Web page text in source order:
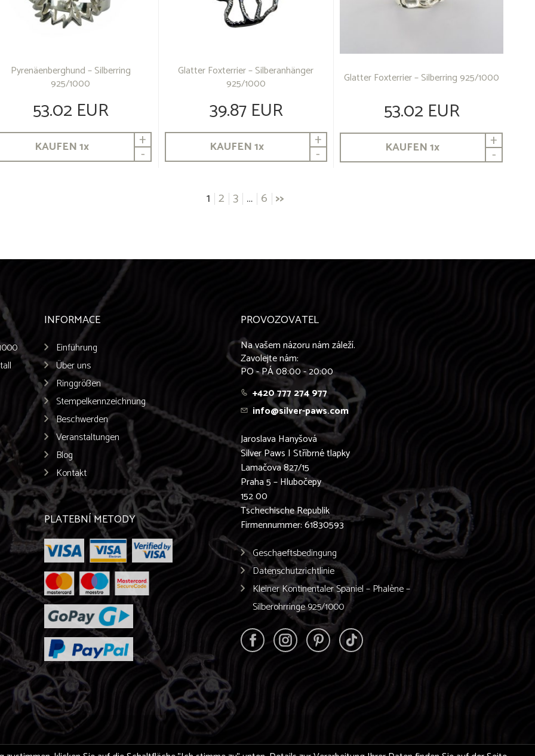
Pyrenäenberghund – Silberring
925/1000
53.02 EUR
KAUFEN1x +
-
Glatter Foxterrier – Silberanhänger
925/1000
39.87 EUR
KAUFEN1x +
-
Glatter Foxterrier – Silberring 925/1000
53.02 EUR
KAUFEN1x +
-
1 2 3 … 6 >>
INFORMACE
Einführung
Über uns
Ringgrößen
Stempelkennzeichnung
Beschwerden
Veranstaltungen
Blog
Kontakt
PLATEBNÍ METODY
PROVOZOVATEL
Na vašem názoru nám záleží.
Zavolejte nám:
PO - PÁ 08:00 - 20:00
+420 777 274 977
info@silver-paws.com
Jaroslava Hanyšová
Silver Paws | Stříbrné tlapky
Lamačova 827/15
Praha 5 – Hlubočepy
152 00
Tschechische Republik
Firmennummer: 61830593
Geschaeftsbedingung
Datenschutzrichtlinie
Kleiner Kontinentaler Spaniel – Phalène –
Silberohrringe 925/1000